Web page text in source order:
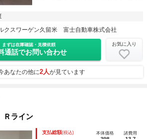
クスワーゲン久留米 富士自動車株式会社
まずは在庫確認・見積依頼
通話でお問い合わせ
お気に入り
あなたの他に2人が見ています
ライン
支払総額(税込) 本体価格 諸費用